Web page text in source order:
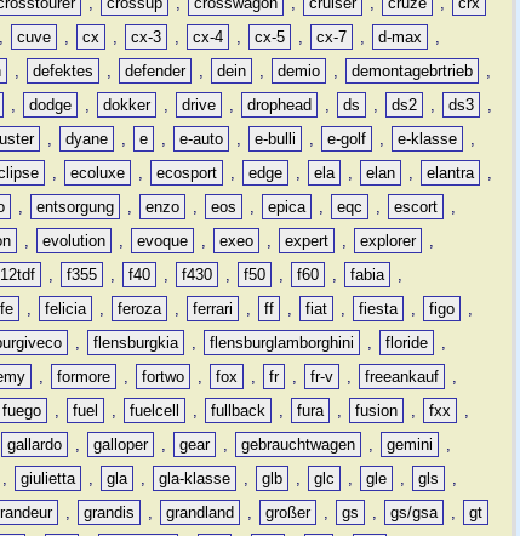
, cuve , cx , cx-3 , cx-4 , cx-5 , cx-7 , d-max
,
, defektes , defender , dein , demio , demontagebrtrieb
,
, dodge , dokker , drive , drophead , ds , ds2 , ds3
,
, dyane , e , e-auto , e-bulli , e-golf , e-klasse
,
, ecoluxe , ecosport , edge , ela , elan , elantra
,
, entsorgung , enzo , eos , epica , eqc , escort
,
, evolution , evoque , exeo , expert , explorer
,
, f355 , f40 , f430 , f50 , f60 , fabia
,
fe , felicia , feroza , ferrari , ff , fiat , fiesta , figo
,
, flensburgkia , flensburglamborghini , floride
,
, formore , fortwo , fox , fr , fr-v , freeankauf
,
fuego , fuel , fuelcell , fullback , fura , fusion , fxx
,
gallardo , galloper , gear , gebrauchtwagen , gemini
,
, giulietta , gla , gla-klasse , glb , glc , gle , gls
,
, grandis , grandland , großer , gs , gs/gsa ,
gt